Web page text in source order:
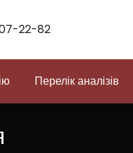
22-82
Перелік аналізів